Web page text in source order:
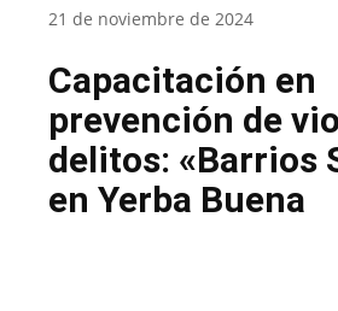
21 de noviembre de 2024
Capacitación en
prevención de
delitos: «Barrios
en Yerba Buena